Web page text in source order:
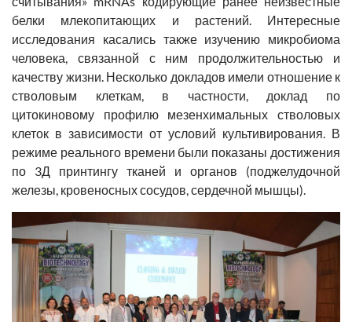
белки млекопитающих и растений. Интересные
исследования касались также изучению микробиома
человека, связанной с ним продолжительностью и
качеству жизни. Несколько докладов имели отношение к
стволовым клеткам, в частности, доклад по
цитокиновому профилю мезенхимальных стволовых
клеток в зависимости от условий культивирования. В
режиме реального времени были показаны достижения
по 3Д принтингу тканей и органов (поджелудочной
железы, кровеносных сосудов, сердечной мышцы).